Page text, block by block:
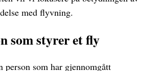
med flyvning.
som styrer et fly
person som har gjennomgått